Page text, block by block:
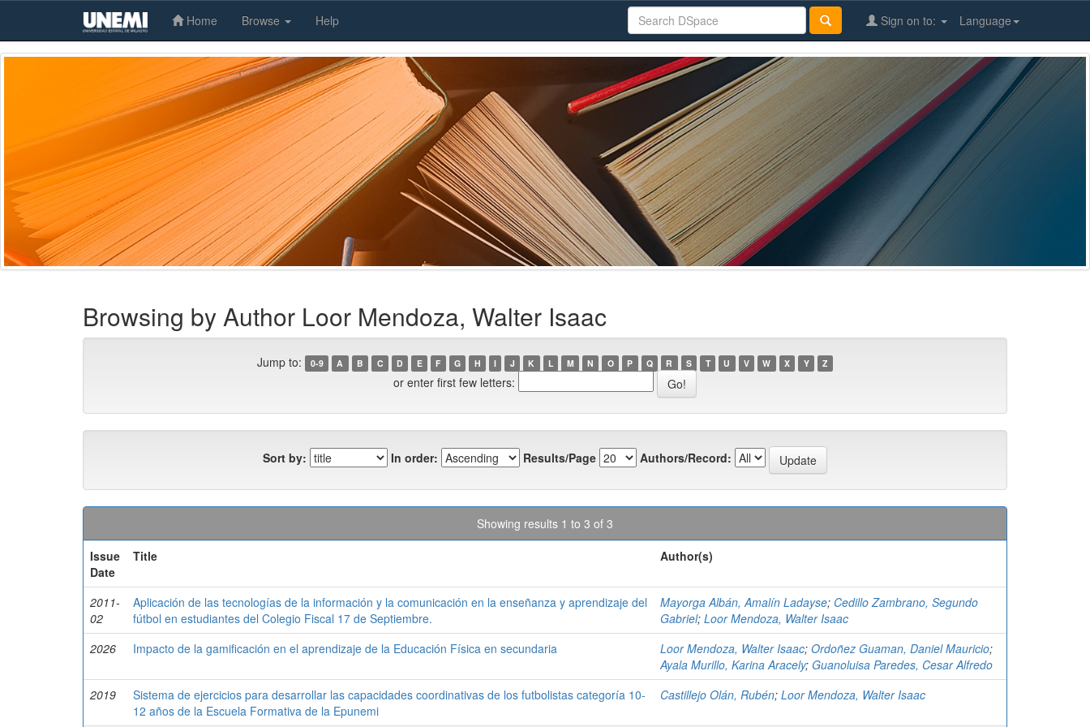
Skip
Home Browse Help Language
Sign on to:
Browsing by Author Loor Mendoza, Walter Isaac
Jump to: 0-9 A B C D E F G H I J K L M N O P Q R S T U V W X Y Z
or enter first few letters:
Sort by: In order: Results/Page Authors/Record:
Showing results 1 to 3 of 3
Issue
Date
Title Author(s)
2011-
02
Aplicación de las tecnologías de la información y la comunicación en la enseñanza y aprendizaje del
fútbol en estudiantes del Colegio Fiscal 17 de Septiembre.
Mayorga Albán, Amalín Ladayse; Cedillo Zambrano, Segundo
Gabriel; Loor Mendoza, Walter Isaac
2026
Impacto de la gamificación en el aprendizaje de la Educación Física en secundaria Loor Mendoza, Walter Isaac; Ordoñez Guaman, Daniel Mauricio;
Ayala Murillo, Karina Aracely; Guanoluisa Paredes, Cesar Alfredo
2019
Sistema de ejercicios para desarrollar las capacidades coordinativas de los futbolistas categoría 10-
12 años de la Escuela Formativa de la Epunemi
Castillejo Olán, Rubén; Loor Mendoza, Walter Isaac